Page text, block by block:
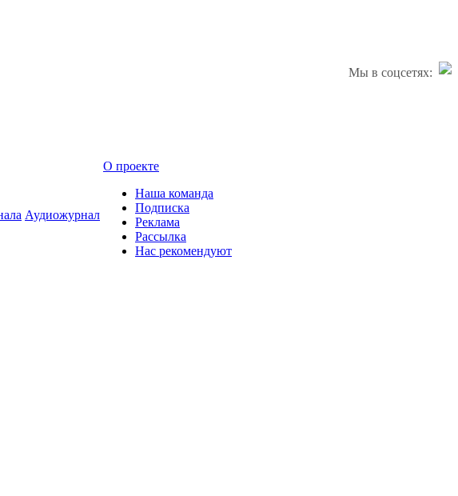
Мы в соцсетях:
Аудиожурнал
О проекте
Наша команда
Подписка
Реклама
Рассылка
Нас рекомендуют